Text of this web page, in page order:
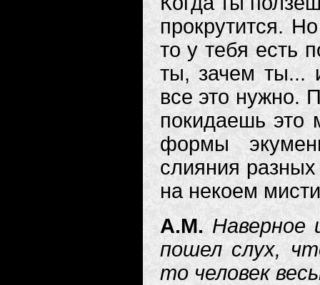
прокрутится.
то у тебя есть
ты, зачем ты...
все это нужно.
покидаешь это
формы
слияния
на некоем
А.М. Наверное
пошел слух,
то человек